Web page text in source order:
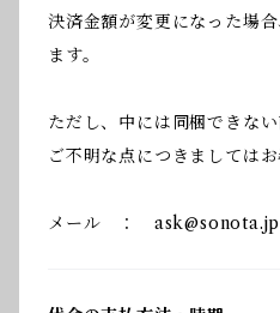
決済金額が変更になった場
ます。
ただし、中には同梱できない
ご不明な点につきましてはお
メール ： ask@sonota.jp